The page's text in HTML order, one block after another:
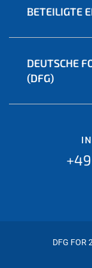
BETEILIGTE
DEUTSCHE
(DFG)
DFG